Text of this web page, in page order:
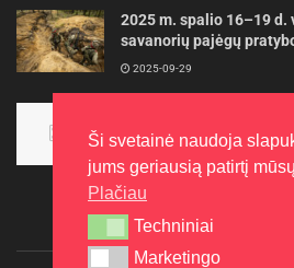
2025 m. spalio 16–19 d.
savanorių pajėgų
2025-09-29
aukso
2015-10-30
Ši svetainė naudoja
jums geriausią patirtį
Plačiau
Techniniai
Techniniai
Marketingo
Marketingo